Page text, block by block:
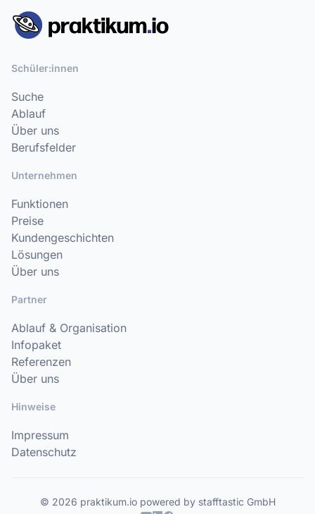
Schüler:innen
Suche
Ablauf
Über uns
Berufsfelder
Unternehmen
Funktionen
Preise
Kundengeschichten
Lösungen
Über uns
Partner
Ablauf & Organisation
Infopaket
Referenzen
Über uns
Hinweise
Impressum
Datenschutz
© 2026 praktikum.io powered by stafftastic GmbH